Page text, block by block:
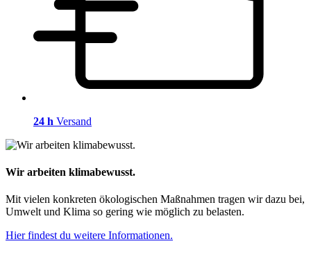
24 h Versand
Wir arbeiten klimabewusst.
Mit vielen konkreten ökologischen Maßnahmen tragen wir dazu bei,
Umwelt und Klima so gering wie möglich zu belasten.
Hier findest du weitere Informationen.